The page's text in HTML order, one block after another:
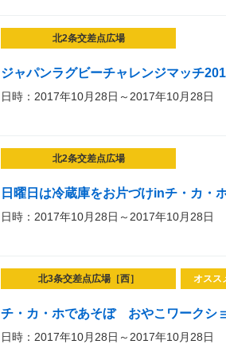
北2条交差点広場
ジャパンラグビーチャレンジマッチ
日時：2017年10月28日～2017年10月28日
北2条交差点広場
日曜日は冷蔵庫をお片づけinチ・カ・
日時：2017年10月28日～2017年10月28日
北3条交差点広場［西］ オスス
チ・カ・ホであそぼ おやこワークシ
日時：2017年10月28日～2017年10月28日